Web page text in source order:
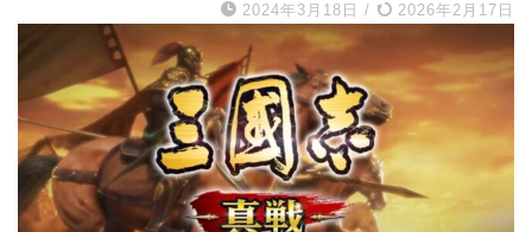
2024年3月18日 / 2026年2月17日